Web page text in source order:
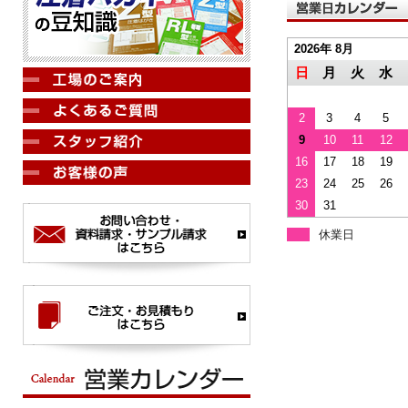
2026年 8月
日 月 火 水
2 3 4
5
9
10 11
12
16
17 18
19
23
24 25
26
30
31
休業日